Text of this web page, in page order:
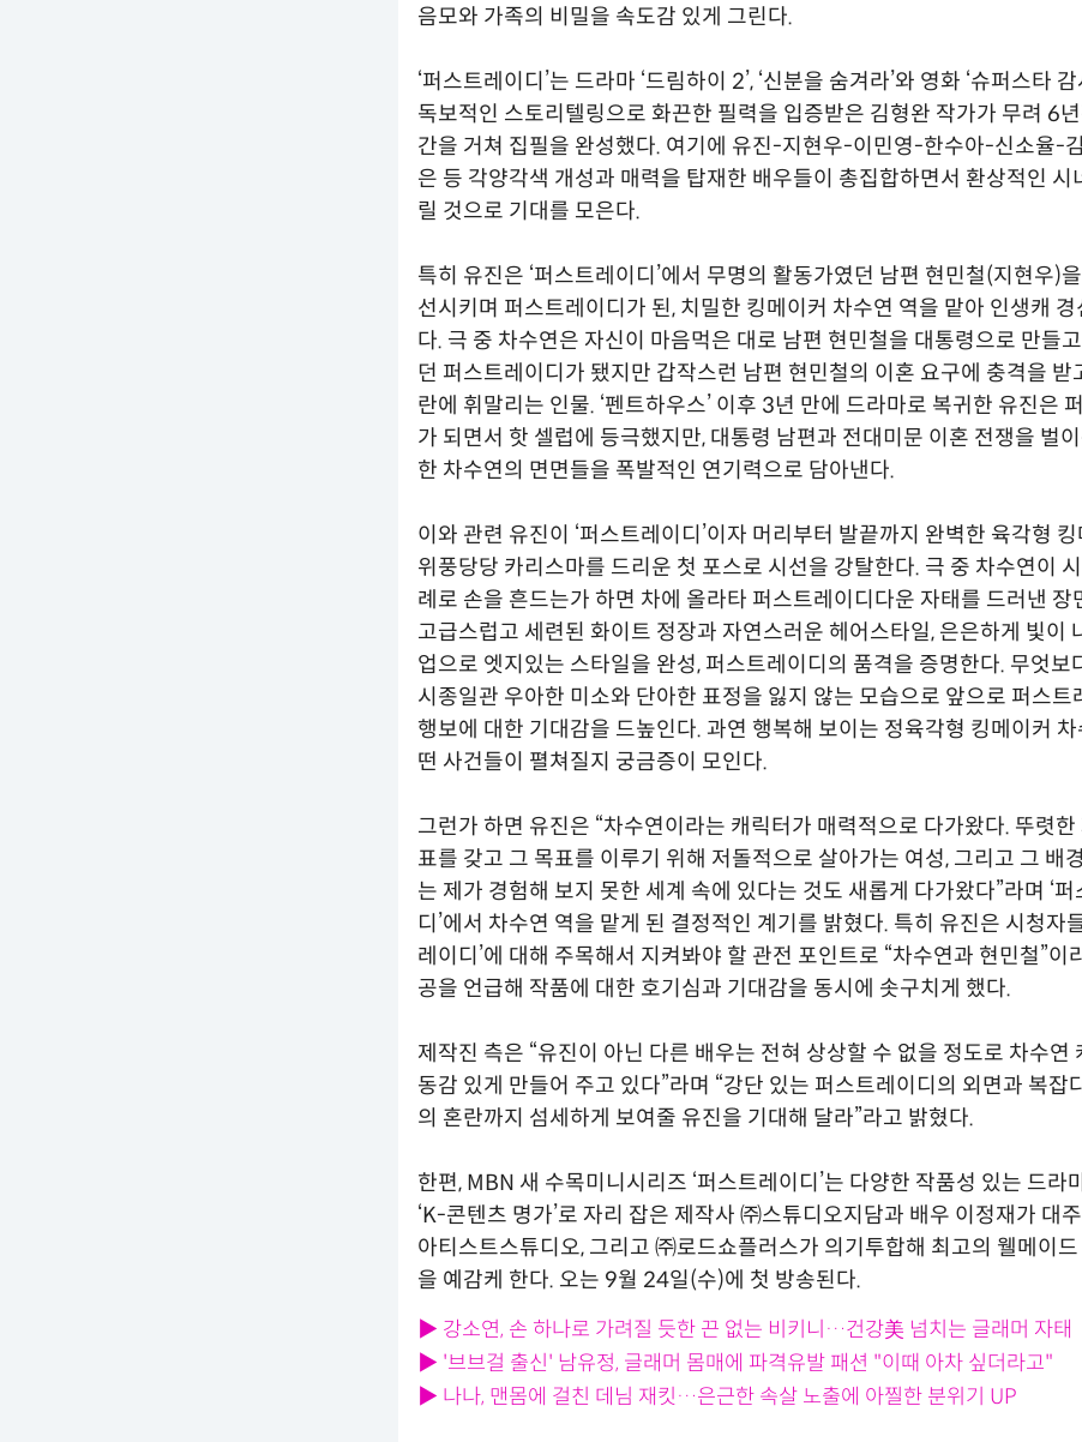
음모와 가족의 비밀을 속도감 있게 그린다.
‘퍼스트레이디’는 드라마 ‘드림하이 2’, ‘신분을 숨겨라’와 영화 ‘슈퍼스타 감
독보적인 스토리텔링으로 화끈한 필력을 입증받은 김형완 작가가 무려 6년
간을 거쳐 집필을 완성했다. 여기에 유진-지현우-이민영-한수아-신소율-
은 등 각양각색 개성과 매력을 탑재한 배우들이 총집합하면서 환상적인 시
릴 것으로 기대를 모은다.
특히 유진은 ‘퍼스트레이디’에서 무명의 활동가였던 남편 현민철(지현우)
선시키며 퍼스트레이디가 된, 치밀한 킹메이커 차수연 역을 맡아 인생캐
다. 극 중 차수연은 자신이 마음먹은 대로 남편 현민철을 대통령으로 만들
던 퍼스트레이디가 됐지만 갑작스런 남편 현민철의 이혼 요구에 충격을 받
란에 휘말리는 인물. ‘펜트하우스’ 이후 3년 만에 드라마로 복귀한 유진은
가 되면서 핫 셀럽에 등극했지만, 대통령 남편과 전대미문 이혼 전쟁을 벌
한 차수연의 면면들을 폭발적인 연기력으로 담아낸다.
이와 관련 유진이 ‘퍼스트레이디’이자 머리부터 발끝까지 완벽한 육각형
위풍당당 카리스마를 드리운 첫 포스로 시선을 강탈한다. 극 중 차수연이
례로 손을 흔드는가 하면 차에 올라타 퍼스트레이디다운 자태를 드러낸 장
고급스럽고 세련된 화이트 정장과 자연스러운 헤어스타일, 은은하게 빛이
업으로 엣지있는 스타일을 완성, 퍼스트레이디의 품격을 증명한다. 무엇보
시종일관 우아한 미소와 단아한 표정을 잃지 않는 모습으로 앞으로 퍼스트
행보에 대한 기대감을 드높인다. 과연 행복해 보이는 정육각형 킹메이커 차
떤 사건들이 펼쳐질지 궁금증이 모인다.
그런가 하면 유진은 “차수연이라는 캐릭터가 매력적으로 다가왔다. 뚜렷한
표를 갖고 그 목표를 이루기 위해 저돌적으로 살아가는 여성, 그리고 그 배경
는 제가 경험해 보지 못한 세계 속에 있다는 것도 새롭게 다가왔다”라며 ‘퍼
디’에서 차수연 역을 맡게 된 결정적인 계기를 밝혔다. 특히 유진은 시청자
레이디’에 대해 주목해서 지켜봐야 할 관전 포인트로 “차수연과 현민철”이
공을 언급해 작품에 대한 호기심과 기대감을 동시에 솟구치게 했다.
제작진 측은 “유진이 아닌 다른 배우는 전혀 상상할 수 없을 정도로 차수연
동감 있게 만들어 주고 있다”라며 “강단 있는 퍼스트레이디의 외면과 복잡
의 혼란까지 섬세하게 보여줄 유진을 기대해 달라”라고 밝혔다.
한편, MBN 새 수목미니시리즈 ‘퍼스트레이디’는 다양한 작품성 있는 드라
‘K-콘텐츠 명가’로 자리 잡은 제작사 ㈜스튜디오지담과 배우 이정재가 대
아티스트스튜디오, 그리고 ㈜로드쇼플러스가 의기투합해 최고의 웰메이
을 예감케 한다. 오는 9월 24일(수)에 첫 방송된다.
▶ 강소연, 손 하나로 가려질 듯한 끈 없는 비키니…건강美 넘치는 글래머 자태
▶ '브브걸 출신' 남유정, 글래머 몸매에 파격유발 패션 "이때 아차 싶더라고"
▶ 나나, 맨몸에 걸친 데님 재킷…은근한 속살 노출에 아찔한 분위기 UP